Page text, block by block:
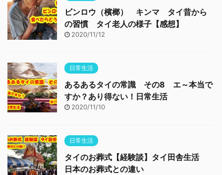
ビンロウ（檳榔） キンマ タイ昔から
の習慣 タイ老人の様子【感想】
2020/11/12
日常生活
あるあるタイの常識 その8 エ～本当で
すか？あり得ない！日常生活
2020/11/10
日常生活
タイのお葬式【経験談】タイ田舎生活
日本のお葬式との違い